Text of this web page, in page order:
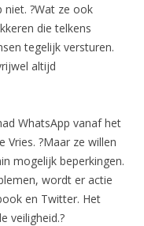
niet. ?Wat ze ook
die telkens
tegelijk versturen.
altijd
WhatsApp vanaf het
Vries. ?Maar ze willen
mogelijk beperkingen.
wordt er actie
en Twitter. Het
veiligheid.?